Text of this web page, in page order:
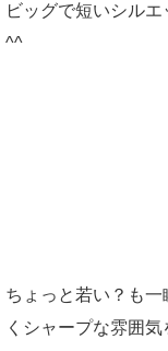
ビッグで短いシル
^^
ちょっと若い？も
くシャープな雰囲